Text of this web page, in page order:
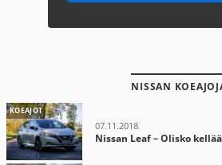
NISSAN
KOEAJOT
07.11.2018
Nissan Leaf – Olisko